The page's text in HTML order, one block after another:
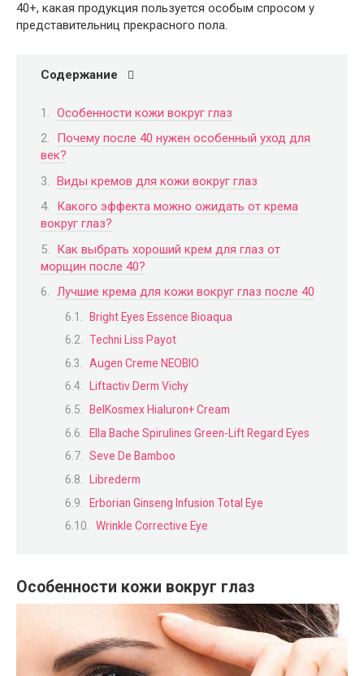
40+, какая продукция пользуется особым спросом у
представительниц прекрасного пола.
Содержание
Особенности кожи вокруг глаз
Почему после 40 нужен особенный уход для
век?
Виды кремов для кожи вокруг глаз
Какого эффекта можно ожидать от крема
вокруг глаз?
Как выбрать хороший крем для глаз от
морщин после 40?
Лучшие крема для кожи вокруг глаз после 40
Bright Eyes Essence Bioaqua
Techni Liss Payot
Augen Creme NEOBIO
Liftactiv Derm Vichy
BelKosmex Hialuron+ Cream
Ella Bache Spirulines Green-Lift Regard Eyes
Seve De Bamboo
Librederm
Erborian Ginseng Infusion Total Eye
Wrinkle Corrective Eye
Особенности кожи вокруг глаз